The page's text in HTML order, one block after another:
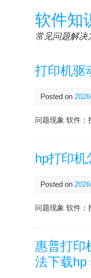
软件知
常见问题解决
打印机驱
Posted on
问题现象 软件
hp打印
Posted on
问题现象 软件：
惠普打印
法下载hp